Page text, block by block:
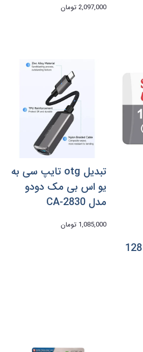
2,097,000 تومان
100MBps ظرفیت 128
تبدیل otg تایپ سی به
یو اس بی مک دودو
مدل CA-2830
1,085,000 تومان